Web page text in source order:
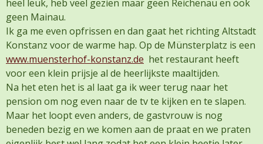
heel leuk, heb veel gezien maar geen Reichenau en ook
geen Mainau.
Ik ga me even opfrissen en dan gaat het richting Altstadt
Konstanz voor de warme hap. Op de Münsterplatz is een
www.muensterhof-konstanz.de het restaurant heeft
voor een klein prijsje al de heerlijkste maaltijden.
Na het eten het is al laat ga ik weer terug naar het
pension om nog even naar de tv te kijken en te slapen.
Maar het loopt even anders, de gastvrouw is nog
beneden bezig en we komen aan de praat en we praten